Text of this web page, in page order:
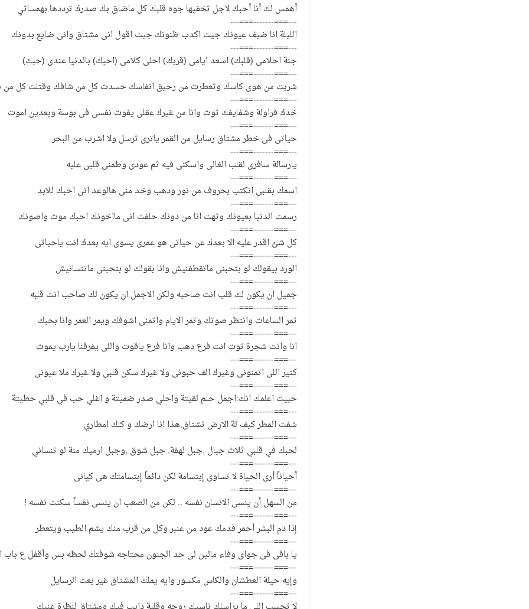
أهمس لك أنا أحبك لاجل تخفيها جوه قلبك كل ماضاق بك صدرك ترددها بهمساتي
---===-------===---
الليلة انا ضيف عيونك جيت اكدب ظنونك جيت اقول انى مشتاق وانى ضايع بدونك
---===-------===---
جنة احلامى (قلبك) اسعد ايامى (قربك) احلى كلامى (احبك) بالدنيا عندى (حبك)
---===-------===---
شربت من هوى كاسك وتعطرت من رحيق انفاسك حسدت كل من شافك وقتلت كل من
---===-------===---
خدك فراولة وشفايفك توت وانا من غيرك عقلى يفوت نفسى فى بوسة وبعدين اموت
---===-------===---
حياتى فى خطر مشتاق رسايل من القمر ياترى ترسل ولا اشرب من البحر
---===-------===---
يارسالة سافرى لقلب الغالى واسكنى فيه ثم عودى وطمنى قلبى عليه
---===-------===---
اسمك بقلبى انكتب بحروف من نور ودهب وخد منى هالوعد انى احبك للابد
---===-------===---
رسمت الدنيا بعيونك وتهت انا من دونك حلفت انى مااخونك احبك موت واصونك
---===-------===---
كل شئ اقدر عليه الا بعدك عن حياتى هو عمرى يسوى ايه بعدك انت ياحياتى
---===-------===---
الورد بيقولك لو بتحبنى ماتقطفنيش وانا بقولك لو بتحبنى ماتنسانيش
---===-------===---
جميل ان يكون لك قلب انت صاحبه ولكن الاجمل ان يكون لك صاحب انت قلبه
---===-------===---
تمر الساعات وانتظر صوتك وتمر الايام واتمنى اشوفك ويمر العمر وانا بحبك
---===-------===---
انا وانت شجرة توت انت فرع دهب وانا فرع ياقوت واللى يفرقنا يارب يموت
---===-------===---
كتير اللى اتمنونى وغيرك الف حبونى ولا غيرك سكن قلبى ولا غيرك ملا عيونى
---===-------===---
حبيت اعلمك انك:اجمل حلم لقيتة واحلي صدر ضميتة و اغلي حب في قلبي حطيتة
---===-------===---
شفت المطر كيف لة الارض تشتاق,هذا انا ارضك و كلك امطاري
---===-------===---
لحبك في قلبي ثلاث جبال ,جبل لهفة, جبل شوق ,وجبل ارميك منة لو تنساني
---===-------===---
أحياناً أرى الحياة لا تساوى إبتسامة لكن دائماً إبتسامتك هى كيانى
---===-------===---
من السهل أن ينسى الانسان نفسه .. لكن من الصعب ان ينسى نفساً سكنت نفسه !
---===-------===---
إذا دم البشر أحمر فدمك عود من عنبر وكل من قرب منك يشم الطيب ويتعطر
---===-------===---
يا باقى فى جواى وفاء مالين لى حد الجنون محتاجه شوفتك لحظه بس وأقفل ع باب
---===-------===---
وإيه حيلة العطشان والكاس مكسور وايه يملك المشتاق غير بعت الرسايل
---===-------===---